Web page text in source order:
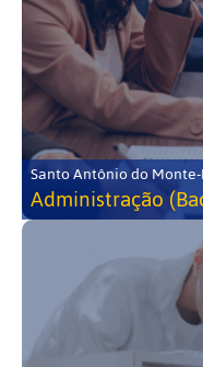
Administração